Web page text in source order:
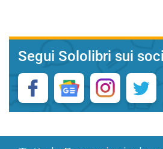
Segui Sololibri sui